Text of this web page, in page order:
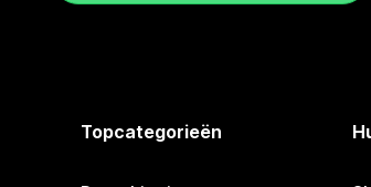
Topcategorieën